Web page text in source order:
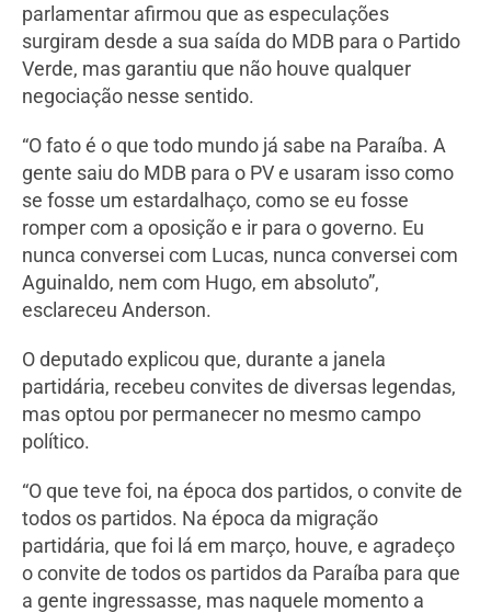
parlamentar afirmou que as especulações
surgiram desde a sua saída do MDB para o Partido
Verde, mas garantiu que não houve qualquer
negociação nesse sentido.
“O fato é o que todo mundo já sabe na Paraíba. A
gente saiu do MDB para o PV e usaram isso como
se fosse um estardalhaço, como se eu fosse
romper com a oposição e ir para o governo. Eu
nunca conversei com Lucas, nunca conversei com
Aguinaldo, nem com Hugo, em absoluto”,
esclareceu Anderson.
O deputado explicou que, durante a janela
partidária, recebeu convites de diversas legendas,
mas optou por permanecer no mesmo campo
político.
“O que teve foi, na época dos partidos, o convite de
todos os partidos. Na época da migração
partidária, que foi lá em março, houve, e agradeço
o convite de todos os partidos da Paraíba para que
a gente ingressasse, mas naquele momento a